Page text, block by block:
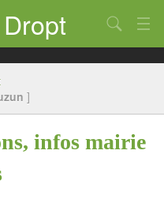
Chercher
]
infos mairie